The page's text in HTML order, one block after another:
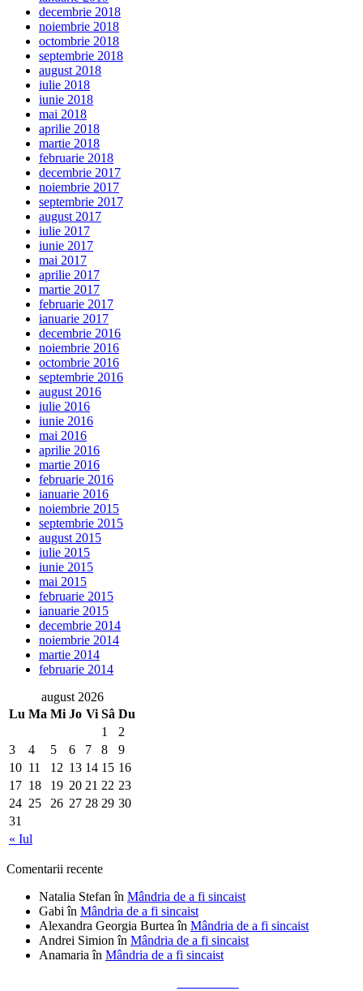
decembrie 2018
noiembrie 2018
octombrie 2018
septembrie 2018
august 2018
iulie 2018
iunie 2018
mai 2018
aprilie 2018
martie 2018
februarie 2018
decembrie 2017
noiembrie 2017
septembrie 2017
august 2017
iulie 2017
iunie 2017
mai 2017
aprilie 2017
martie 2017
februarie 2017
ianuarie 2017
decembrie 2016
noiembrie 2016
octombrie 2016
septembrie 2016
august 2016
iulie 2016
iunie 2016
mai 2016
aprilie 2016
martie 2016
februarie 2016
ianuarie 2016
noiembrie 2015
septembrie 2015
august 2015
iulie 2015
iunie 2015
mai 2015
februarie 2015
ianuarie 2015
decembrie 2014
noiembrie 2014
martie 2014
februarie 2014
august 2026
Lu Ma Mi Jo Vi Sâ Du
« Iul
1
2
3
4 5 6 7 8
9
10 11 12 13 14 15 16
17 18 19 20 21 22 23
24 25 26 27 28 29 30
31
Comentarii recente
Natalia Stefanîn Mândria de a fi sincaist
Gabiîn Mândria de a fi sincaist
Alexandra Georgia Burteaîn Mândria de a fi sincaist
Andrei Simionîn Mândria de a fi sincaist
Anamariaîn Mândria de a fi sincaist